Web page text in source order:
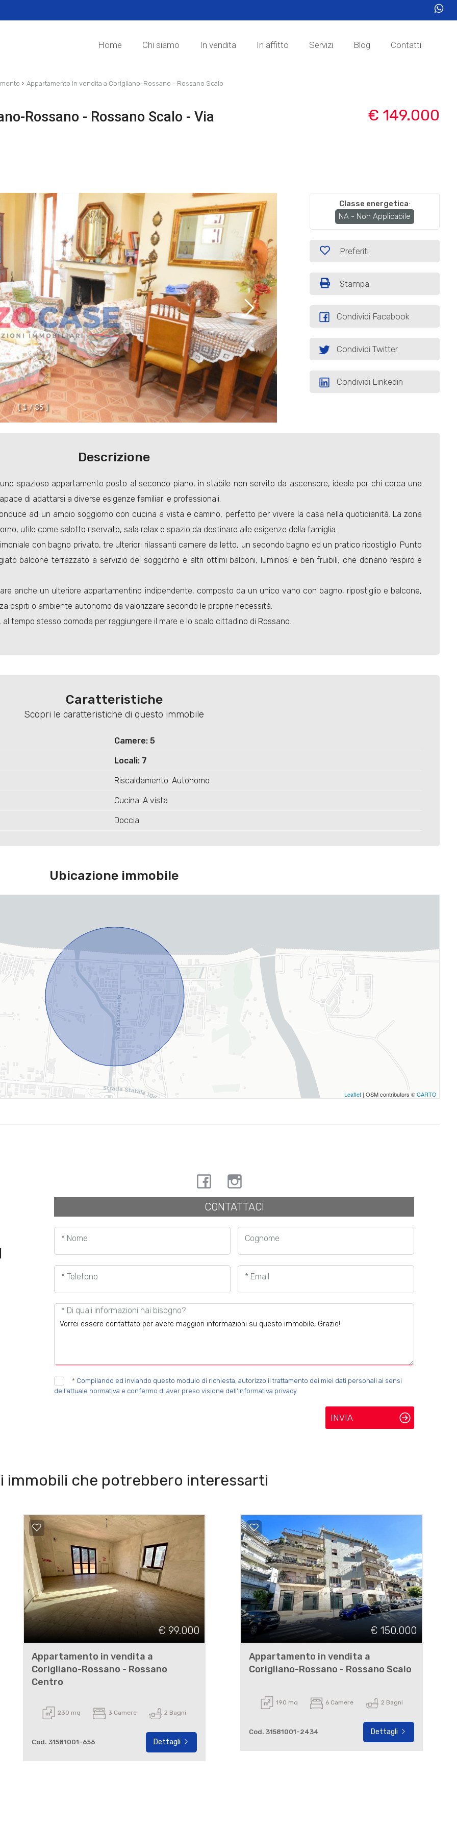
Home Chi siamo In vendita In affitto Servizi Blog Contatti
› Appartamento in vendita a Corigliano-Rossano - Rossano Scalo
Rossano - Rossano Scalo - Via € 149.000
[ 1 / 35 ]
Classe energetica:
NA - Non Applicabile
Preferiti
Stampa
Condividi Facebook
Condividi Twitter
Condividi Linkedin
Descrizione
spazioso appartamento posto al secondo piano, in stabile non servito da ascensore, ideale per chi cerca una
di adattarsi a diverse esigenze familiari e professionali.
ad un ampio soggiorno con cucina a vista e camino, perfetto per vivere la casa nella quotidianità. La zona
utile come salotto riservato, sala relax o spazio da destinare alle esigenze della famiglia.
con bagno privato, tre ulteriori rilassanti camere da letto, un secondo bagno ed un pratico ripostiglio. Punto
balcone terrazzato a servizio del soggiorno e altri ottimi balconi, luminosi e ben fruibili, che donano respiro e
anche un ulteriore appartamentino indipendente, composto da un unico vano con bagno, ripostiglio e balcone,
ospiti o ambiente autonomo da valorizzare secondo le proprie necessità.
tempo stesso comoda per raggiungere il mare e lo scalo cittadino di Rossano.
Caratteristiche
Scopri le caratteristiche di questo immobile
Camere: 5
Locali: 7
Riscaldamento: Autonomo
Cucina: A vista
Doccia
Ubicazione immobile
Leaflet | OSM contributors ©CARTO
CONTATTACI
* Nome Cognome
* Telefono * Email
* Di quali informazioni hai bisogno?
* Compilando ed inviando questo modulo di richiesta, autorizzo il trattamento dei miei dati personali ai sensi
dell'attuale normativa e confermo di aver preso visione dell'informativa privacy.
INVIA
immobili che potrebbero interessarti
€ 99.000
Appartamento in vendita a
Corigliano-Rossano - Rossano
Centro
230 mq 3 Camere 2 Bagni
Cod. 31581001-656 Dettagli
€ 150.000
Appartamento in vendita a
Corigliano-Rossano - Rossano Scalo
190 mq 6 Camere 2 Bagni
Cod. 31581001-2434 Dettagli